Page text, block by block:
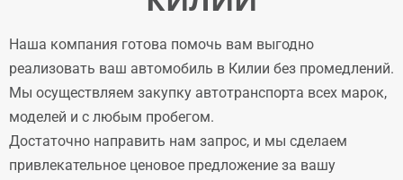
Наша компания готова помочь вам выгодно
реализовать ваш автомобиль в Килии без промедлений.
Мы осуществляем закупку автотранспорта всех марок,
моделей и с любым пробегом.
Достаточно направить нам запрос, и мы сделаем
привлекательное ценовое предложение за вашу